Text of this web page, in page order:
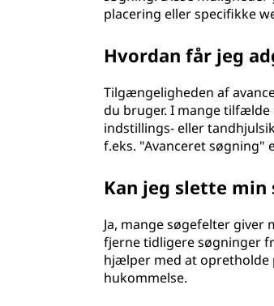
placering eller specifikke
Hvordan får jeg
Tilgængeligheden af
du bruger. I mange tilfælde
indstillings- eller
f.eks. "Avanceret søgning"
Kan jeg slette
Ja, mange søgefelter
fjerne tidligere søgninger
hjælper med at opretholde
hukommelse.